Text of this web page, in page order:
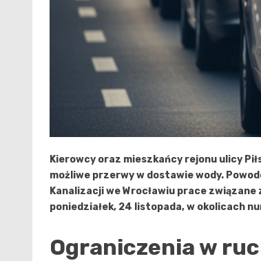
Kierowcy oraz mieszkańcy rejonu ulicy
możliwe przerwy w dostawie wody.
Kanalizacji we Wrocławiu prace
poniedziałek, 24 listopada, w okolicach
Ograniczenia w